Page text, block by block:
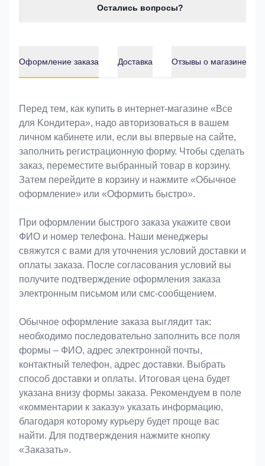
Остались вопросы?
Оформление заказа Доставка Отзывы о магазине
Оформление заказа
Перед тем, как купить в интернет-магазине «Bce
для Koндитeрa», надо авторизоваться в вашем
личном кабинете или, если вы впервые на сайте,
заполнить регистрационную форму. Чтобы сделать
заказ, переместите выбранный товар в корзину.
Затем перейдите в корзину и нажмите «Обычное
оформление» или «Оформить быстро».
При оформлении быстрого заказа укажите свои
ФИО и номер телефона. Наши менеджеры
свяжутся с вами для уточнения условий доставки и
оплаты заказа. После согласования условий вы
получите подтверждение оформления заказа
электронным письмом или смс-сообщением.
Обычное оформление заказа выглядит так:
необходимо последовательно заполнить все поля
формы – ФИО, адрес электронной почты,
контактный телефон, адрес доставки. Выбрать
способ доставки и оплаты. Итоговая цена будет
указана внизу формы заказа. Рекомендуем в поле
«комментарии к заказу» указать информацию,
благодаря которому курьеру будет проще вас
найти. Для подтверждения нажмите кнопку
«Заказать».